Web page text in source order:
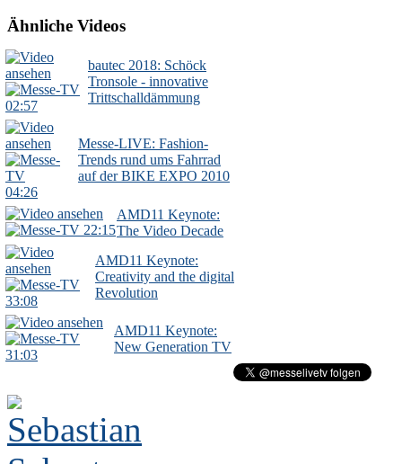
Ähnliche Videos
02:57
bautec 2018: Schöck
Tronsole - innovative
Trittschalldämmung
04:26
Messe-LIVE: Fashion-
Trends rund ums Fahrrad
auf der BIKE EXPO 2010
22:15
AMD11 Keynote:
The Video Decade
33:08
AMD11 Keynote:
Creativity and the digital
Revolution
31:03
AMD11 Keynote:
New Generation TV